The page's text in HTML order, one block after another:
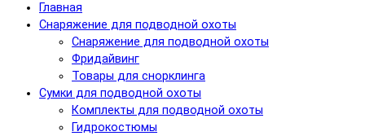
Главная
Снаряжение для подводной охоты
Снаряжение для подводной охоты
Фридайвинг
Товары для снорклинга
Сумки для подводной охоты
Комплекты для подводной охоты
Гидрокостюмы